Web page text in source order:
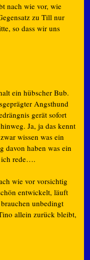
nach wie vor, wie
zu Till nur
so dass wir uns
ein hübscher Bub.
Angsthund
gerät sofort
Ja, ja das kennt
wissen was ein
davon haben was ein
ich rede….
wie vor vorsichtig
entwickelt, läuft
unbedingt
allein zurück bleibt,